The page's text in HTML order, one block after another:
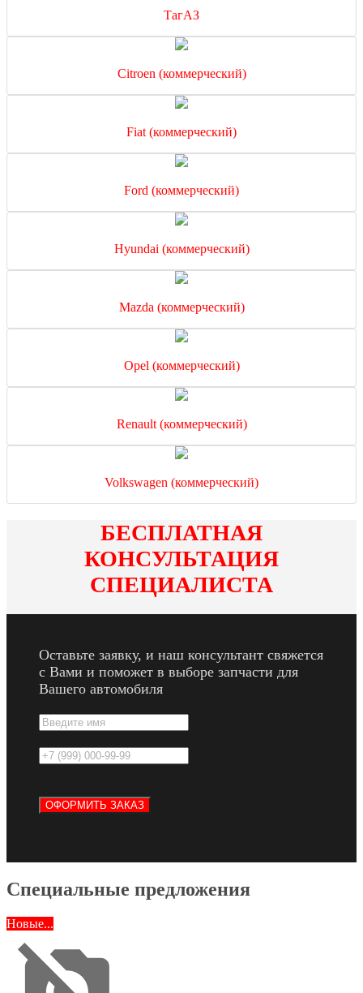
ТагАЗ
Citroen (коммерческий)
Fiat (коммерческий)
Ford (коммерческий)
Hyundai (коммерческий)
Mazda (коммерческий)
Opel (коммерческий)
Renault (коммерческий)
Volkswagen (коммерческий)
БЕСПЛАТНАЯ
КОНСУЛЬТАЦИЯ
СПЕЦИАЛИСТА
Оставьте заявку, и наш консультант свяжется
с Вами и поможет в выборе запчасти для
Вашего автомобиля
Специальные предложения
Новые...